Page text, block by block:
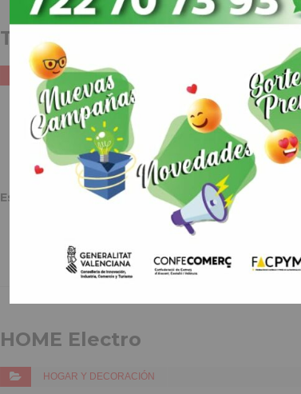
Tejidos Vicente Alberola
HOGAR Y DECORACIÓN MODA Y COMPLEMENTOS
Estamos En: Parque Doctor Calatayud, 27, Aspe
HOME Electro
HOGAR Y DECORACIÓN